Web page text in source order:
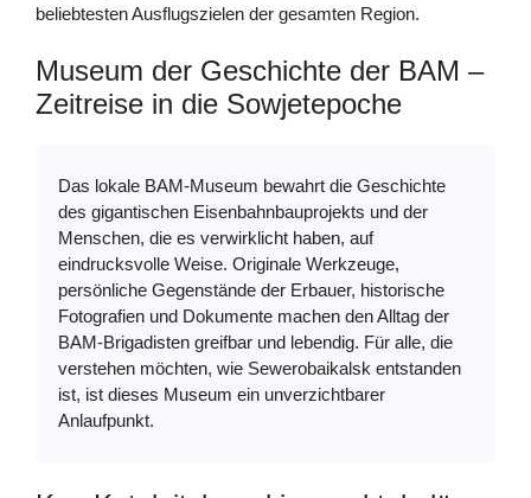
beliebtesten Ausflugszielen der gesamten Region.
Museum der Geschichte der BAM –
Zeitreise in die Sowjetepoche
Das lokale BAM-Museum bewahrt die Geschichte
des gigantischen Eisenbahnbauprojekts und der
Menschen, die es verwirklicht haben, auf
eindrucksvolle Weise. Originale Werkzeuge,
persönliche Gegenstände der Erbauer, historische
Fotografien und Dokumente machen den Alltag der
BAM-Brigadisten greifbar und lebendig. Für alle, die
verstehen möchten, wie Sewerobaikalsk entstanden
ist, ist dieses Museum ein unverzichtbarer
Anlaufpunkt.